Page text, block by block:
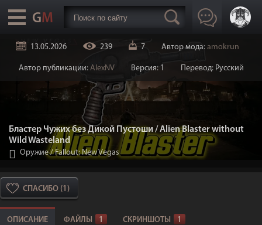
13.05.2026 239 7 Автор мода: amokrun
Автор публикации: AlexNV Версия: 1 Перевод: Русский
Бластер Чужих без Дикой Пустоши / Alien Blaster without
Wild Wasteland
Оружие/Fallout: New Vegas
СПАСИБО (1)
ОПИСАНИЕ ФАЙЛЫ 1 СКРИНШОТЫ 1